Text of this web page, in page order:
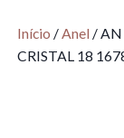
Início /Anel /
CRISTAL 18